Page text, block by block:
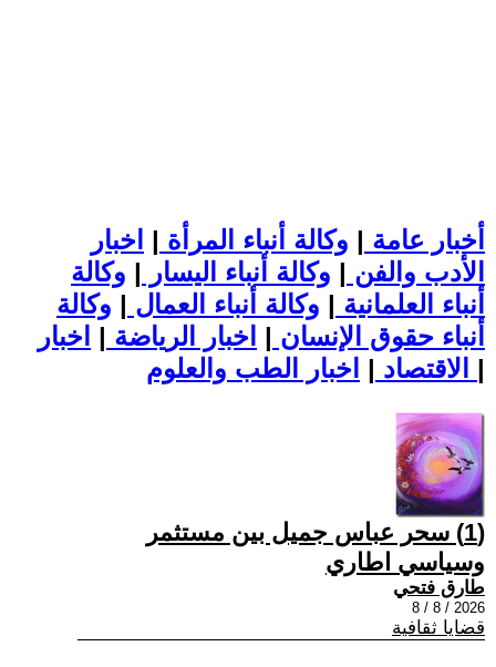
أخبار عامة | وكالة أنباء المرأة | اخبار
الأدب والفن | وكالة أنباء اليسار | وكالة
أنباء العلمانية | وكالة أنباء العمال | وكالة
أنباء حقوق الإنسان | اخبار الرياضة | اخبار
الاقتصاد | |
(1) سحر عباس جميل بين مستثمر
وسياسي اطاري
طارق فتحي
2026 / 8 / 8
قضايا ثقافية